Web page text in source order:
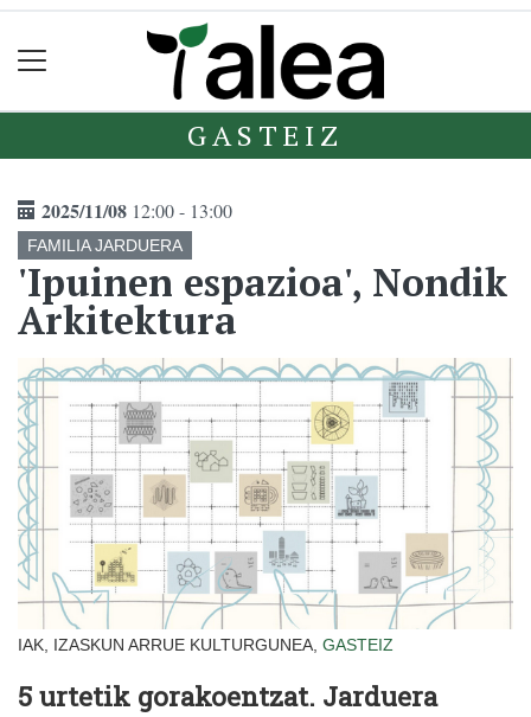
GASTEIZ
2025/11/08 12:00 - 13:00
FAMILIA JARDUERA
'Ipuinen espazioa', Nondik
Arkitektura
IAK, IZASKUN ARRUE KULTURGUNEA, GASTEIZ
5 urtetik gorakoentzat. Jarduera